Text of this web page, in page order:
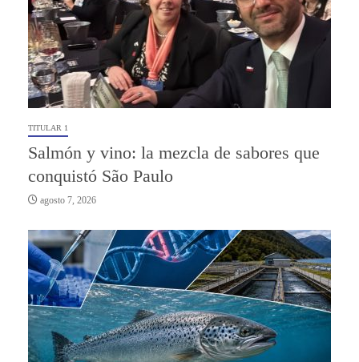
TITULAR 1
Salmón y vino: la mezcla de sabores que
conquistó São Paulo
agosto 7, 2026